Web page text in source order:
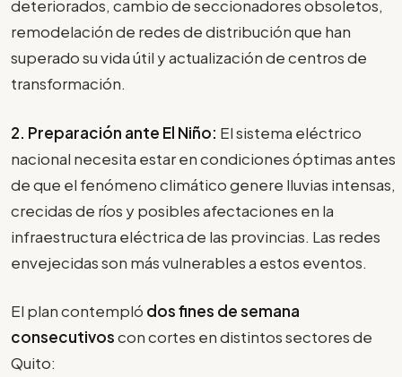
deteriorados, cambio de seccionadores obsoletos,
remodelación de redes de distribución que han
superado su vida útil y actualización de centros de
transformación.
2. Preparación ante El Niño: El sistema eléctrico
nacional necesita estar en condiciones óptimas antes
de que el fenómeno climático genere lluvias intensas,
crecidas de ríos y posibles afectaciones en la
infraestructura eléctrica de las provincias. Las redes
envejecidas son más vulnerables a estos eventos.
El plan contempló dos fines de semana
consecutivoscon cortes en distintos sectores de
Quito: